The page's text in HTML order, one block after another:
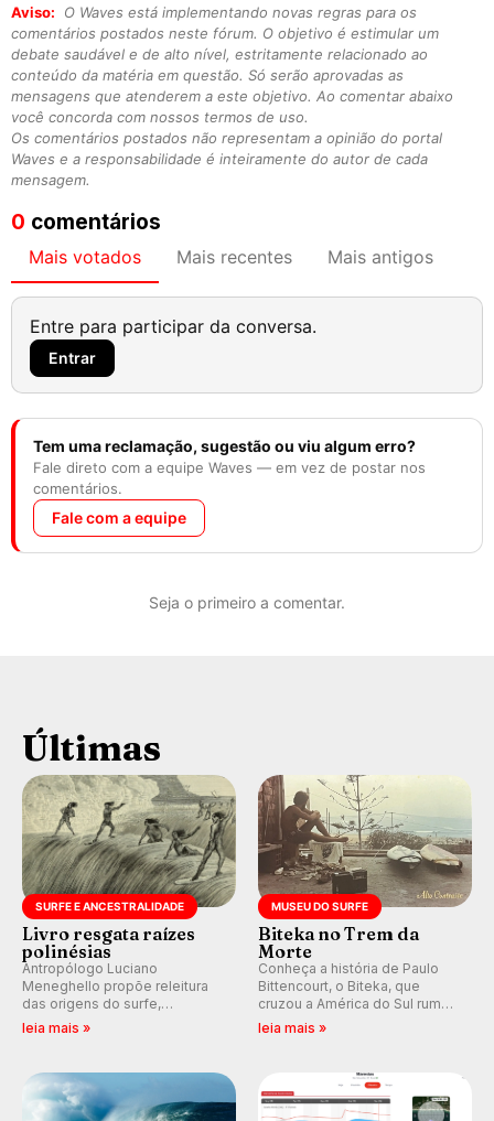
Aviso:
O Waves está implementando novas regras para os
comentários postados neste fórum. O objetivo é estimular um
debate saudável e de alto nível, estritamente relacionado ao
conteúdo da matéria em questão. Só serão aprovadas as
mensagens que atenderem a este objetivo. Ao comentar abaixo
você concorda com nossos termos de uso.
Os comentários postados não representam a opinião do portal
Waves e a responsabilidade é inteiramente do autor de cada
mensagem.
0 comentários
Mais votados Mais recentes Mais antigos
Entre para participar da conversa.
Entrar
Tem uma reclamação, sugestão ou viu algum erro?
Fale direto com a equipe Waves — em vez de postar nos
comentários.
Fale com a equipe
Seja o primeiro a comentar.
Últimas
SURFE E ANCESTRALIDADE
Livro resgata raízes
polinésias
Antropólogo Luciano
Meneghello propõe releitura
das origens do surfe,
resgatando a cultura polinésia
prática em esporte e indústria.
leia mais »
MUSEU DO SURFE
Biteka no Trem da
Morte
Conheça a história de Paulo
Bittencourt, o Biteka, que
cruzou a América do Sul rumo
ao Pacífico em uma jornada
leia mais »